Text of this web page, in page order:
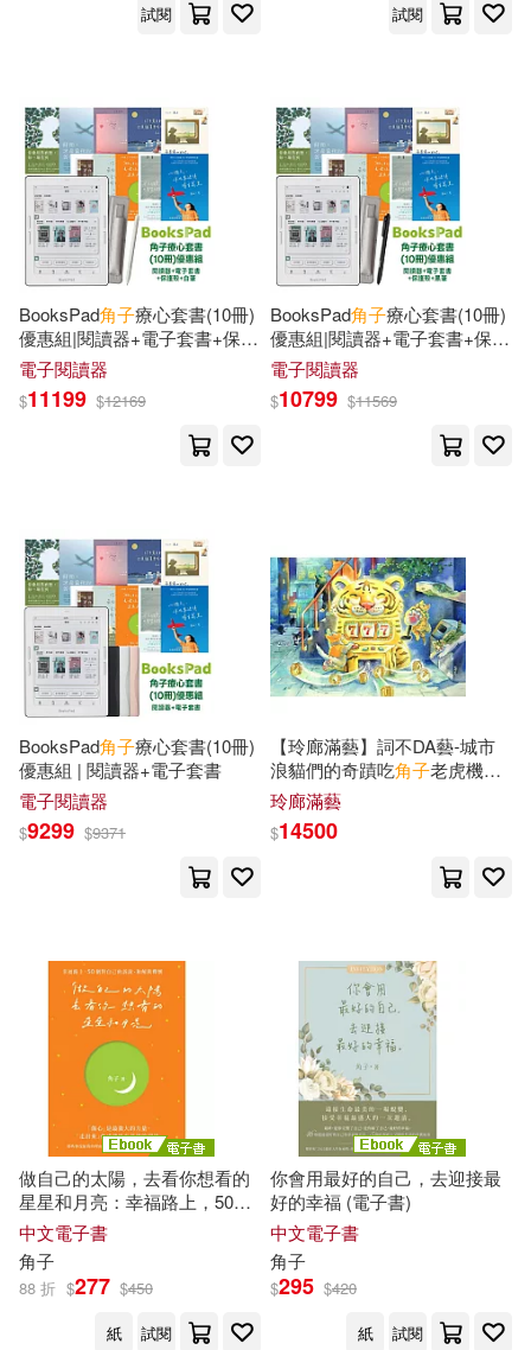
八薙玉造(3)
南なつき(3) 吳文輝(3)
呂建華(3)
季建誠(3) 孫春璃(3)
宋永寬(3) 小池マルミ(3)
岬 鷺宮(3) 悠木もな(3)
楊煜萍(3)
橫溝由里(3)
海翔(3)
深崎暮人/角色原案(3)
潔斯・布萊德利(3)
皆月ひかる(3) 盧蘇偉(3)
細居幸次郎(3)
蔡依林、角子(3) 角心菜(3)
諶寶業(3) 踊る毒林檎(3)
週刊少年MAGAZINE編輯部(3)
阿七(3)
麥可・巴菲爾(3)
全力(3) 北京大學出版社(3)
博碩(3) 双美生活文創(3)
商務(3) 墨刻(3)
外貿協會(3)
大師輕鬆讀股份有限公司(3)
孫春璃(3) 悅知文化(3)
新銳文創(3) 日出出版(3)
晨星(3) 校園書房(3)
海穹文化有限公司(3) 漢欣(3)
蘭州大學出版社(3)
魔豆文化(3)
Irodori Comics-鳳梨(2)
P.PLUS LIMITED(2)
ソーテック社(2)
試閱
試閱
BooksPad角子療心套書(10冊)
優惠組|閱讀器+電子套書+保護
殼+白筆
電子閱讀器
$11199 $12169
BooksPad角子療心套書(10冊)
優惠組|閱讀器+電子套書+保護
殼+黑筆
電子閱讀器
$10799 $11569
BooksPad角子療心套書(10冊)
優惠組 | 閱讀器+電子套書
電子閱讀器
$9299 $9371
【玲廊滿藝】詞不DA藝-城市
浪貓們的奇蹟吃角子老虎機
26.9x37.9cm
玲廊滿藝
$14500
做自己的太陽，去看你想看的
星星和月亮：幸福路上，50個
對自己的訴說、和解與釋懷 (電
子書)
中文電子書
角子
88 折 $277 $450
紙
試閱
你會用最好的自己，去迎接最
好的幸福 (電子書)
中文電子書
角子
$295 $420
紙
試閱